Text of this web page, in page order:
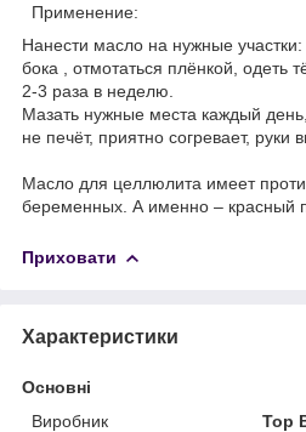
Применение:
Нанести масло на нужные участки:
бока , отмотаться плёнкой, одеть
2-3 раза в неделю.
Мазать нужные места каждый
не печёт, приятно согревает, руки
Масло для целлюлита имеет
беременных. А именно – красный
Приховати
Характеристики
Основні
Виробник
Top